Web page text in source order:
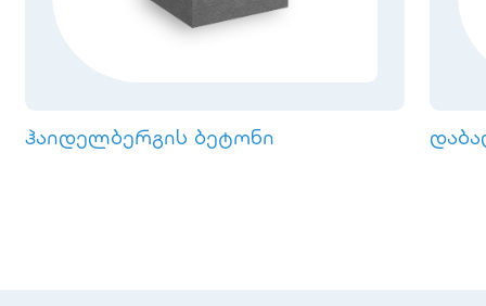
ჰაიდელბერგის ბეტონი